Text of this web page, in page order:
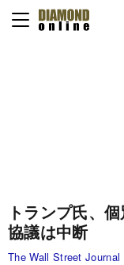
トランプ氏、
協議は中断
The Wall Street Journal